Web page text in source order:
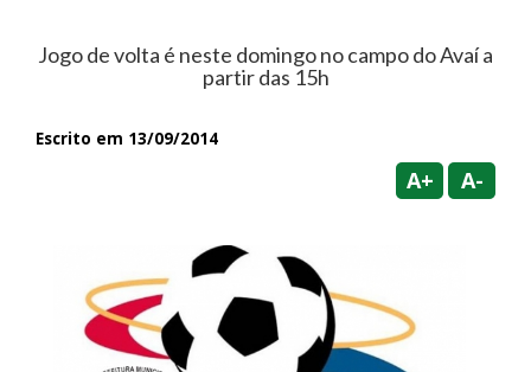
Jogo de volta é neste domingo no campo do Avaí a
partir das 15h
Escrito em 13/09/2014
A+ A-